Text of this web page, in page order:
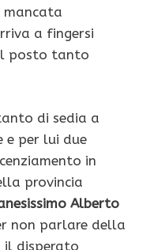
mancata
a fingersi
posto tanto
di sedia a
e per lui due
in
provincia
Alberto
non parlare della
il disperato